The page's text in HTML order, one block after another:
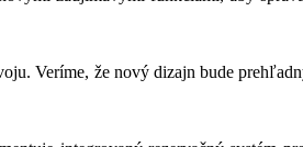
Veríme, že nový dizajn bude